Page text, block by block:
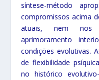
síntese-método
compromissos acima
atuais, nem nos
aprimoramento
condições evolutivas.
de flexibilidade
no histórico